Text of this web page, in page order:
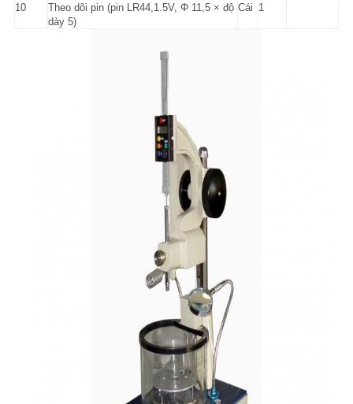
10
Theo dõi pin (pin LR44,1.5V, Φ 11,5 × độ
dày 5)
Cái 1